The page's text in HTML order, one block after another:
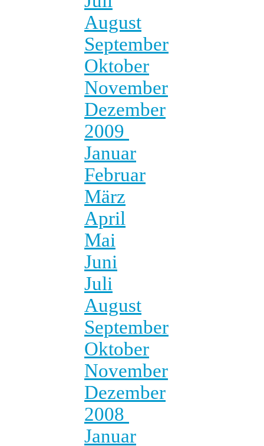
August
September
Oktober
November
Dezember
2009
Januar
Februar
März
April
Mai
Juni
Juli
August
September
Oktober
November
Dezember
2008
Januar